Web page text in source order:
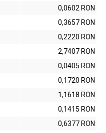
0,0602 RON
0,3657 RON
0,2220 RON
2,7407 RON
0,0405 RON
0,1720 RON
1,1618 RON
0,1415 RON
0,6377 RON